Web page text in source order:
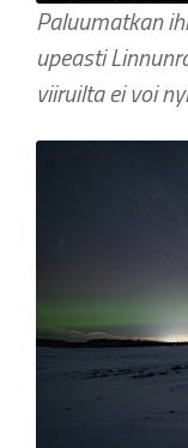
Paluumatkan
upeasti
viiruilta ei voi